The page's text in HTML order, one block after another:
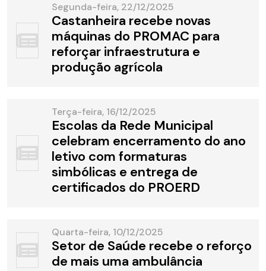
Segunda-feira, 22/12/2025
Castanheira recebe novas
máquinas do PROMAC para
reforçar infraestrutura e
produção agrícola
Terça-feira, 16/12/2025
Escolas da Rede Municipal
celebram encerramento do ano
letivo com formaturas
simbólicas e entrega de
certificados do PROERD
Quarta-feira, 10/12/2025
Setor de Saúde recebe o reforço
de mais uma ambulância